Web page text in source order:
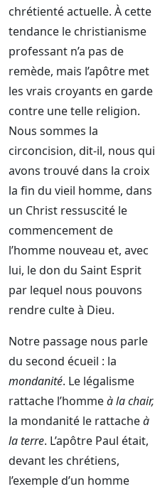
chrétienté actuelle. À cette
tendance le christianisme
professant n’a pas de
remède, mais l’apôtre met
les vrais croyants en garde
contre une telle religion.
Nous sommes la
circoncision, dit-il, nous qui
avons trouvé dans la croix
la fin du vieil homme, dans
un Christ ressuscité le
commencement de
l’homme nouveau et, avec
lui, le don du Saint Esprit
par lequel nous pouvons
rendre culte à Dieu.
Notre passage nous parle
du second écueil : la
mondanité. Le légalisme
rattache l’hommeà la chair,
la mondanité le rattacheà
la terre. L’apôtre Paul était,
devant les chrétiens,
l’exemple d’un homme